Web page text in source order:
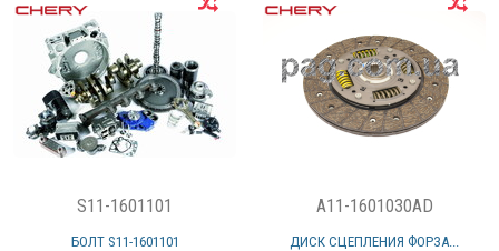
S11-1601101
БОЛТ S11-1601101
A11-1601030AD
ДИСК СЦЕПЛЕНИЯ ФОРЗА...